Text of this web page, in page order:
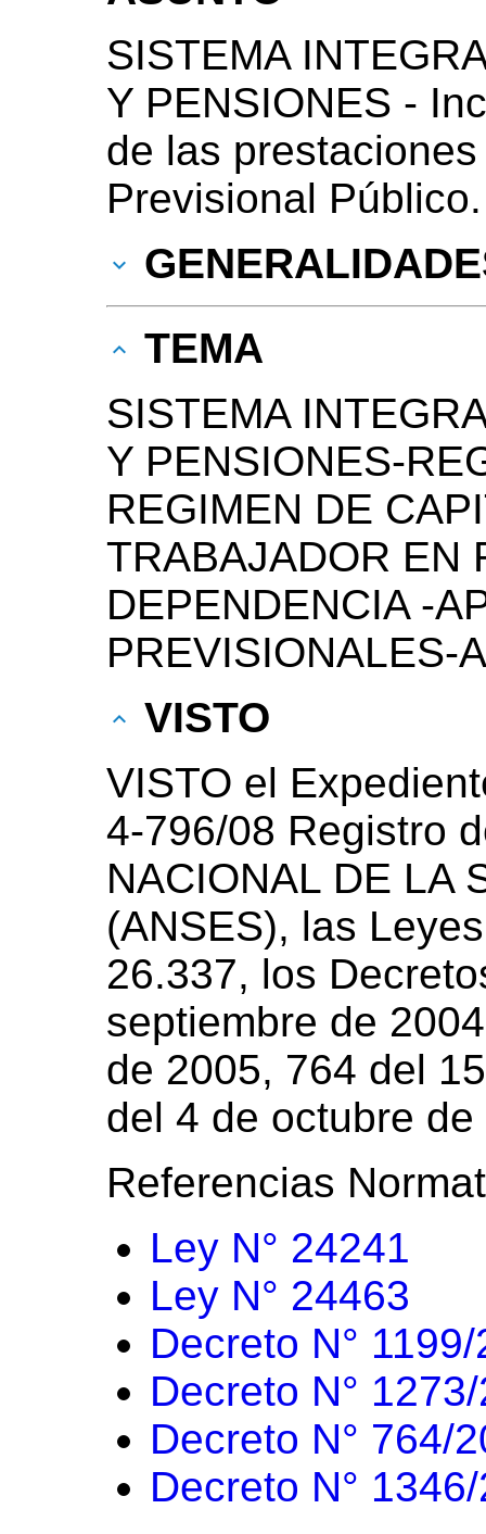
SISTEMA
Y PENSIONES -
de las
Previsional Público.
TEMA
SISTEMA
Y PENSIONES-
REGIMEN DE
TRABAJADOR EN
DEPENDENCIA -
PREVISIONALES-
VISTO
VISTO el
4-796/08 Registro
NACIONAL DE LA
(ANSES), las
26.337, los
septiembre de
de 2005, 764 del
del 4 de octubre
Referencias
Ley N° 24241
Ley N° 24463
Decreto N°
Decreto N°
Decreto N° 764/
Decreto N°